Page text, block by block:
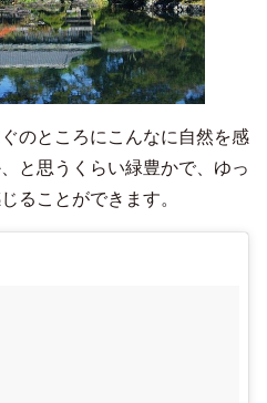
のところにこんなに自然を感
と思うくらい緑豊かで、ゆっ
ることができます。